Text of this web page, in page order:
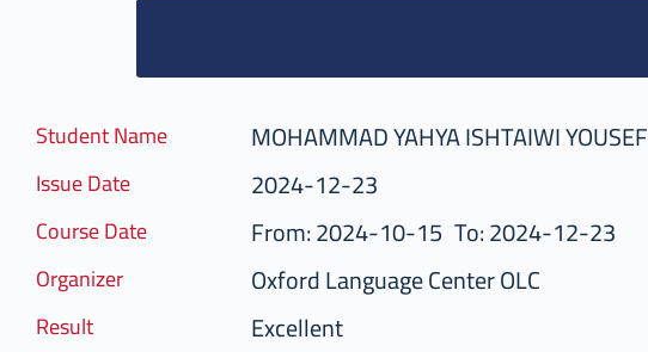
Student Name MOHAMMAD YAHYA ISHTAIWI YOUSEF
Issue Date
2024-12-23
Course Date From: 2024-10-15 To: 2024-12-23
Organizer Oxford Language Center OLC
Result Excellent